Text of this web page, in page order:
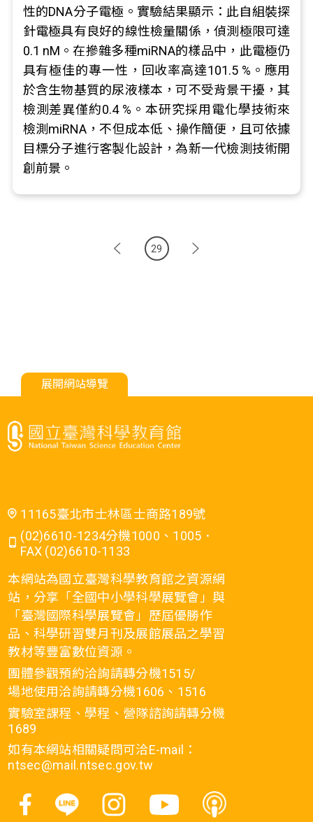
性的DNA分子電極。實驗結果顯示：此自組裝探
針電極具有良好的線性檢量關係，偵測極限可達
0.1 nM。在摻雜多種miRNA的樣品中，此電極仍
具有極佳的專一性，回收率高達101.5 %。應用
於含生物基質的尿液樣本，可不受背景干擾，其
檢測差異僅約0.4 %。本研究採用電化學技術來
檢測miRNA，不但成本低、操作簡便，且可依據
目標分子進行客製化設計，為新一代檢測技術開
創前景。
29
展開網站導覽
11165臺北市士林區士商路189號
(02)6610-1234分機1000、1005．
FAX (02)6610-1133
本網站為國立臺灣科學教育館之資源網
站，分享「全國中小學科學展覽會」與
「臺灣國際科學展覽會」歷屆優勝作
品、科學研習雙月刊及展館展品之學習
教材等豐富數位資源。
團體參觀預約洽詢請轉分機1515/
場地使用洽詢請轉分機1606、1516
實驗室課程、學程、營隊諮詢請轉分機
1689
如有本網站相關疑問可洽E-mail：
ntsec@mail.ntsec.gov.tw